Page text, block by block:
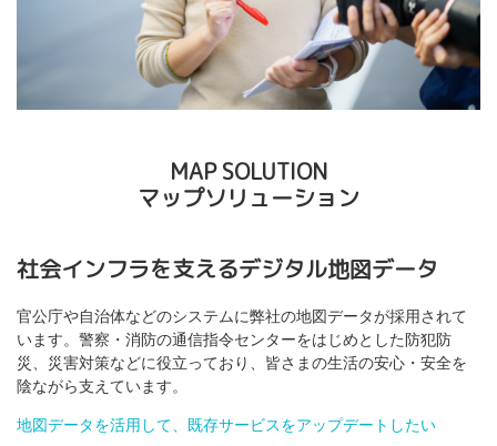
MAP SOLUTION
マップソリューション
社会インフラを支えるデジタル地図データ
官公庁や自治体などのシステムに弊社の地図データが採用されて
います。警察・消防の通信指令センターをはじめとした防犯防
災、災害対策などに役立っており、皆さまの生活の安心・安全を
陰ながら支えています。
地図データを活用して、既存サービスをアップデートしたい